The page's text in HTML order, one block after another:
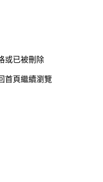
或已被刪除
首頁繼續瀏覽